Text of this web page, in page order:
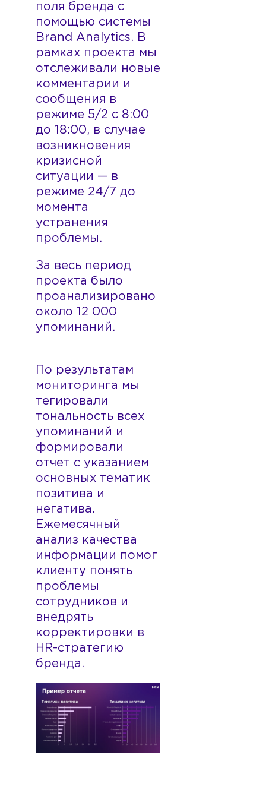
поля бренда с
помощью системы
Brand Analytics. В
рамках проекта мы
отслеживали новые
комментарии и
сообщения в
режиме 5/2 с 8:00
до 18:00, в случае
возникновения
кризисной
ситуации — в
режиме 24/7 до
момента
устранения
проблемы.
За весь период
проекта было
проанализировано
около 12 000
упоминаний.
По результатам
мониторинга мы
тегировали
тональность всех
упоминаний и
формировали
отчет с указанием
основных тематик
позитива и
негатива.
Ежемесячный
анализ качества
информации помог
клиенту понять
проблемы
сотрудников и
внедрять
корректировки в
HR-стратегию
бренда.